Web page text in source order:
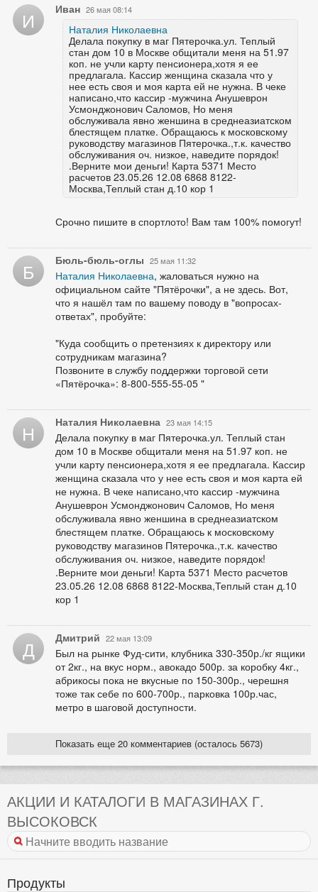
И Иван 26 мая 08:14
Наталия Николаевна
Делала покупку в маг Пятерочка.ул. Теплый
стан дом 10 в Москве общитали меня на 51.97
коп. не учли карту пенсионера,хотя я ее
предлагала. Кассир женщина сказала что у
нее есть своя и моя карта ей не нужна. В чеке
написано,что кассир -мужчина Анушеврон
Усмонджонович Саломов, Но меня
обслуживала явно женшина в среднеазиатском
блестящем платке. Обращаюсь к московскому
руководству магазинов Пятерочка.,т.к. качество
обслуживания оч. низкое, наведите порядок!
.Верните мои деньги! Карта 5371 Место
расчетов 23.05.26 12.08 6868 8122-
Москва,Теплый стан д.10 кор 1
Срочно пишите в спортлото! Вам там 100% помогут!
Б Бюль-бюль-оглы 25 мая 11:32
Наталия Николаевна, жаловаться нужно на
официальном сайте "Пятёрочки", а не здесь. Вот,
что я нашёл там по вашему поводу в "вопросах-
ответах", пробуйте:
"Куда сообщить о претензиях к директору или
сотрудникам магазина?
Позвоните в службу поддержки торговой сети
«Пятёрочка»: 8-800-555-55-05 "
Н Наталия Николаевна 23 мая 14:15
Делала покупку в маг Пятерочка.ул. Теплый стан
дом 10 в Москве общитали меня на 51.97 коп. не
учли карту пенсионера,хотя я ее предлагала. Кассир
женщина сказала что у нее есть своя и моя карта ей
не нужна. В чеке написано,что кассир -мужчина
Анушеврон Усмонджонович Саломов, Но меня
обслуживала явно женшина в среднеазиатском
блестящем платке. Обращаюсь к московскому
руководству магазинов Пятерочка.,т.к. качество
обслуживания оч. низкое, наведите порядок!
.Верните мои деньги! Карта 5371 Место расчетов
23.05.26 12.08 6868 8122-Москва,Теплый стан д.10
кор 1
Д Дмитрий 22 мая 13:09
Был на рынке Фуд-сити, клубника 330-350р./кг ящики
от 2кг., на вкус норм., авокадо 500р. за коробку 4кг.,
абрикосы пока не вкусные по 150-300р., черешня
тоже так себе по 600-700р., парковка 100р.час,
метро в шаговой доступности.
Показать еще 20 комментариев (осталось 5673)
АКЦИИ И КАТАЛОГИ В МАГАЗИНАХ Г.
ВЫСОКОВСК
Продукты